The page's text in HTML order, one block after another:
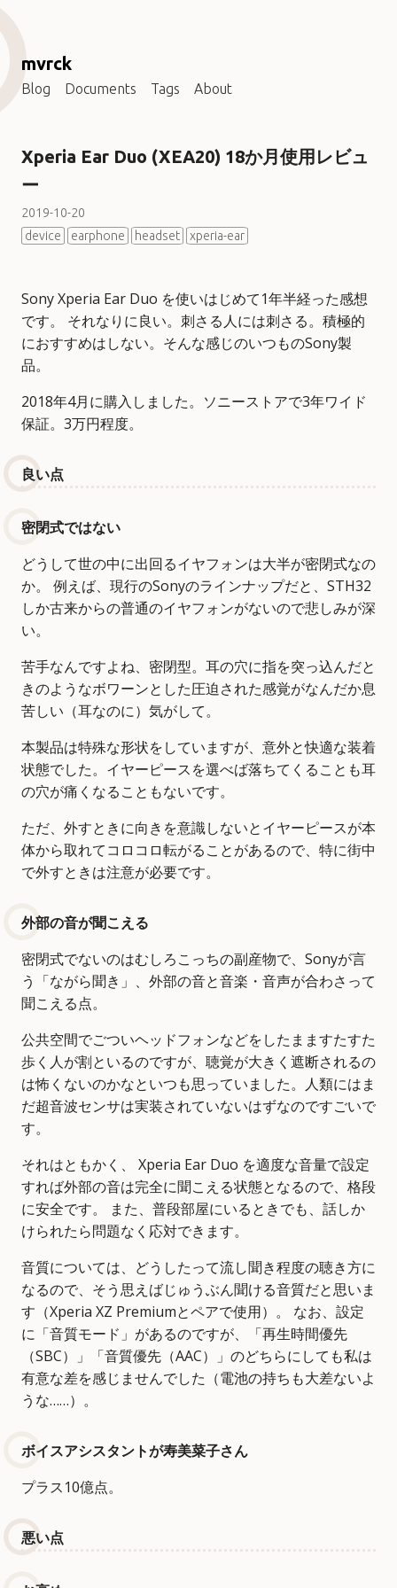
mvrck
Blog Documents Tags About
Xperia Ear Duo (XEA20) 18か月使用レビュ
ー
2019-10-20
device
earphone headset xperia-ear
Sony Xperia Ear Duo を使いはじめて1年半経った感想
です。 それなりに良い。刺さる人には刺さる。積極的
におすすめはしない。そんな感じのいつものSony製
品。
2018年4月に購入しました。ソニーストアで3年ワイド
保証。3万円程度。
良い点
密閉式ではない
どうして世の中に出回るイヤフォンは大半が密閉式なの
か。 例えば、現行のSonyのラインナップだと、STH32
しか古来からの普通のイヤフォンがないので悲しみが深
い。
苦手なんですよね、密閉型。耳の穴に指を突っ込んだと
きのようなボワーンとした圧迫された感覚がなんだか息
苦しい（耳なのに）気がして。
本製品は特殊な形状をしていますが、意外と快適な装着
状態でした。イヤーピースを選べば落ちてくることも耳
の穴が痛くなることもないです。
ただ、外すときに向きを意識しないとイヤーピースが本
体から取れてコロコロ転がることがあるので、特に街中
で外すときは注意が必要です。
外部の音が聞こえる
密閉式でないのはむしろこっちの副産物で、Sonyが言
う「ながら聞き」、外部の音と音楽・音声が合わさって
聞こえる点。
公共空間でごついヘッドフォンなどをしたまますたすた
歩く人が割といるのですが、聴覚が大きく遮断されるの
は怖くないのかなといつも思っていました。人類にはま
だ超音波センサは実装されていないはずなのですごいで
す。
それはともかく、 Xperia Ear Duo を適度な音量で設定
すれば外部の音は完全に聞こえる状態となるので、格段
に安全です。 また、普段部屋にいるときでも、話しか
けられたら問題なく応対できます。
音質については、どうしたって流し聞き程度の聴き方に
なるので、そう思えばじゅうぶん聞ける音質だと思いま
す（Xperia XZ Premiumとペアで使用）。 なお、設定
に「音質モード」があるのですが、「再生時間優先
（SBC）」「音質優先（AAC）」のどちらにしても私は
有意な差を感じませんでした（電池の持ちも大差ないよ
うな……）。
ボイスアシスタントが寿美菜子さん
プラス10億点。
悪い点